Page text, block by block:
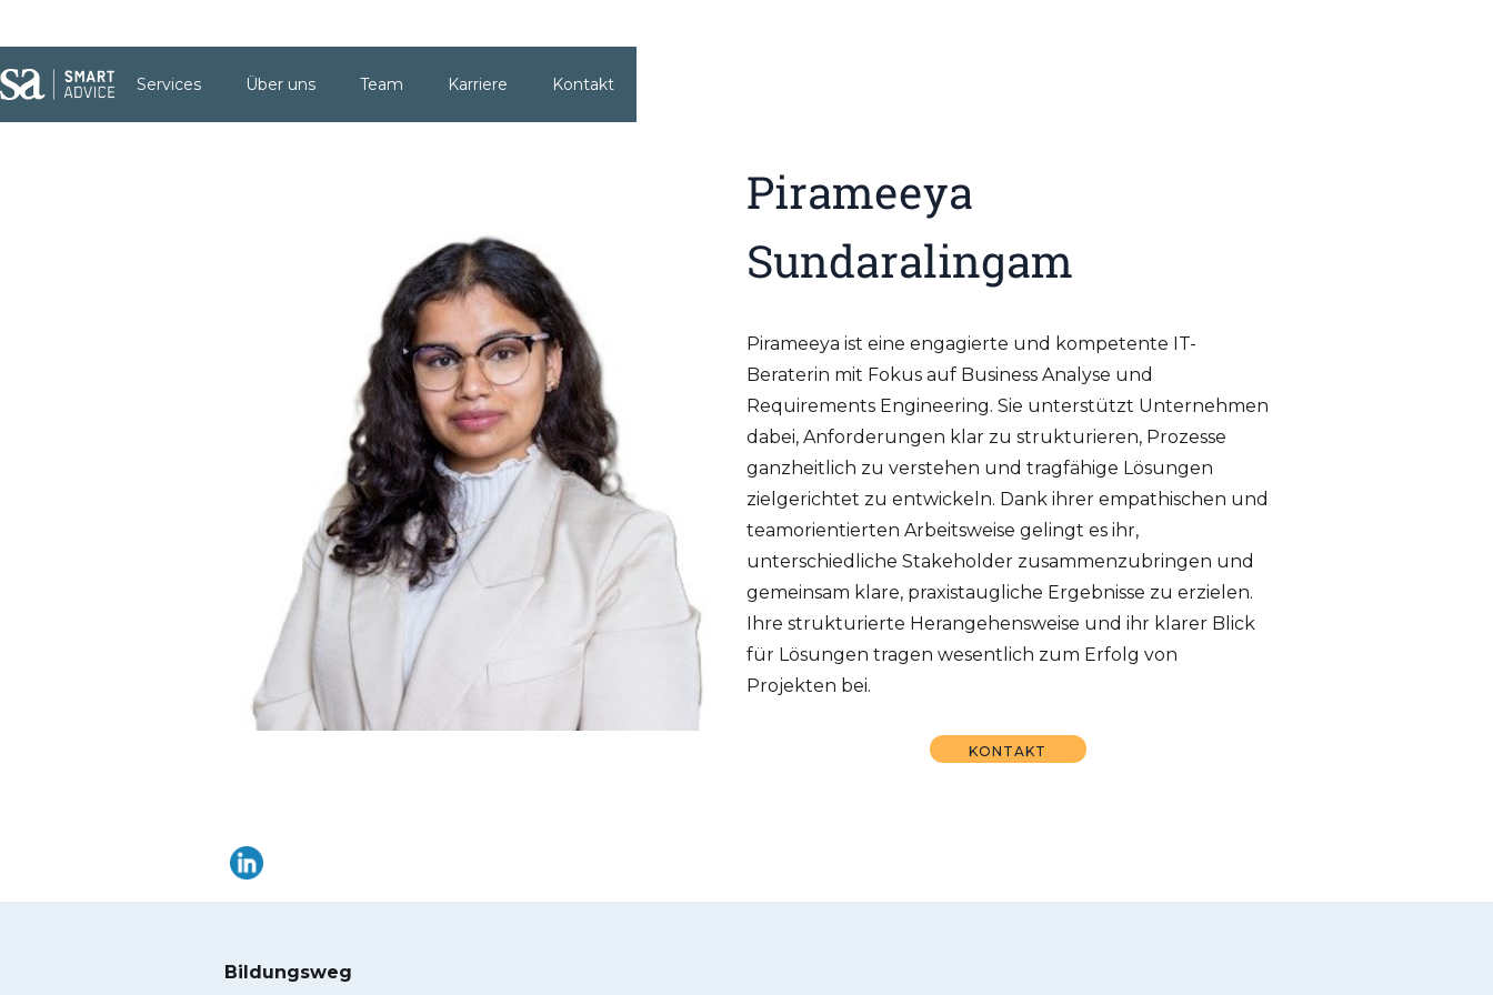
Services Über uns Team Karriere Kontakt
Pirameeya
Sundaralingam
Pirameeya ist eine engagierte und kompetente IT-
Beraterin mit Fokus auf Business Analyse und
Requirements Engineering. Sie unterstützt Unternehmen
dabei, Anforderungen klar zu strukturieren, Prozesse
ganzheitlich zu verstehen und tragfähige Lösungen
zielgerichtet zu entwickeln. Dank ihrer empathischen und
teamorientierten Arbeitsweise gelingt es ihr,
unterschiedliche Stakeholder zusammenzubringen und
gemeinsam klare, praxistaugliche Ergebnisse zu erzielen.
Ihre strukturierte Herangehensweise und ihr klarer Blick
für Lösungen tragen wesentlich zum Erfolg von
Projekten bei.
KONTAKT
Bildungsweg